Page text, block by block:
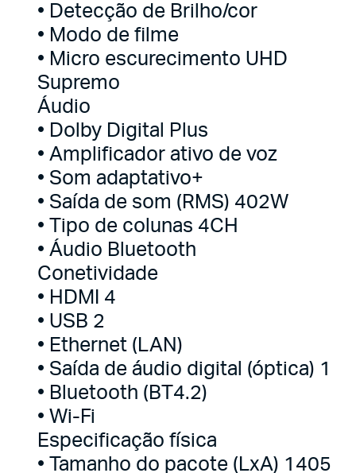
• Detecção de Brilho/cor
• Modo de filme
• Micro escurecimento UHD
Supremo
Áudio
• Dolby Digital Plus
• Amplificador ativo de voz
• Som adaptativo+
• Saída de som (RMS) 402W
• Tipo de colunas 4CH
• Áudio Bluetooth
Conetividade
• HDMI 4
• USB 2
• Ethernet (LAN)
• Saída de áudio digital (óptica) 1
• Bluetooth (BT4.2)
• Wi-Fi
Especificação física
• Tamanho do pacote (LxA) 1405